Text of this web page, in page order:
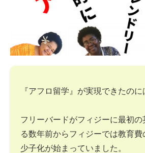
『アフロ留学』が実現できたのに
フリーバードがフィジーに最初
る数年前からフィジーでは教育
少子化が始まっていました。